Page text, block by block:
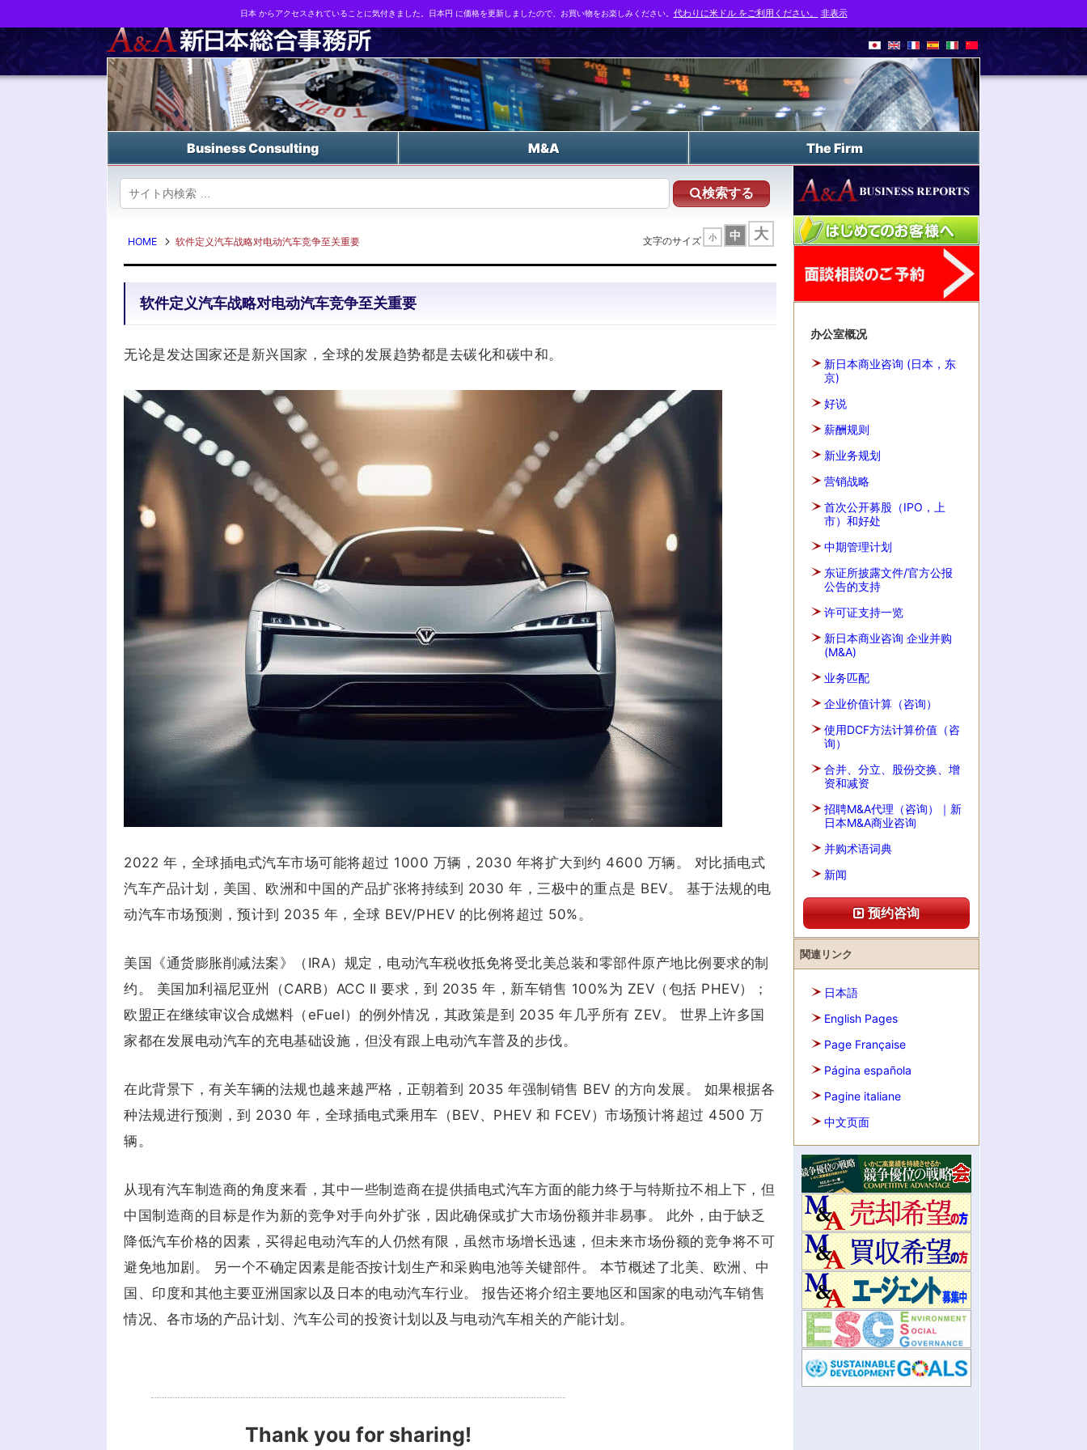
Business strategy reports, business matching and M&A in Japan
Business Consulting M&A The Firm
検索する
HOME 软件定义汽车战略对电动汽车竞争至关重要 文字のサイズ 小 中 大
软件定义汽车战略对电动汽车竞争至关重要
无论是发达国家还是新兴国家，全球的发展趋势都是去碳化和碳中和。
2022 年，全球插电式汽车市场可能将超过 1000 万辆，2030 年将扩大到约 4600 万辆。 对比插电式
汽车产品计划，美国、欧洲和中国的产品扩张将持续到 2030 年，三极中的重点是 BEV。 基于法规的电
动汽车市场预测，预计到 2035 年，全球 BEV/PHEV 的比例将超过 50%。
美国《通货膨胀削减法案》（IRA）规定，电动汽车税收抵免将受北美总装和零部件原产地比例要求的制
约。 美国加利福尼亚州（CARB）ACC II 要求，到 2035 年，新车销售 100%为 ZEV（包括 PHEV）；
欧盟正在继续审议合成燃料（eFuel）的例外情况，其政策是到 2035 年几乎所有 ZEV。 世界上许多国
家都在发展电动汽车的充电基础设施，但没有跟上电动汽车普及的步伐。
在此背景下，有关车辆的法规也越来越严格，正朝着到 2035 年强制销售 BEV 的方向发展。 如果根据各
种法规进行预测，到 2030 年，全球插电式乘用车（BEV、PHEV 和 FCEV）市场预计将超过 4500 万
辆。
从现有汽车制造商的角度来看，其中一些制造商在提供插电式汽车方面的能力终于与特斯拉不相上下，但
中国制造商的目标是作为新的竞争对手向外扩张，因此确保或扩大市场份额并非易事。 此外，由于缺乏
降低汽车价格的因素，买得起电动汽车的人仍然有限，虽然市场增长迅速，但未来市场份额的竞争将不可
避免地加剧。 另一个不确定因素是能否按计划生产和采购电池等关键部件。 本节概述了北美、欧洲、中
国、印度和其他主要亚洲国家以及日本的电动汽车行业。 报告还将介绍主要地区和国家的电动汽车销售
情况、各市场的产品计划、汽车公司的投资计划以及与电动汽车相关的产能计划。
办公室概况
新日本商业咨询 (日本，东
京)
好说
薪酬规则
新业务规划
营销战略
首次公开募股（IPO，上
市）和好处
中期管理计划
东证所披露文件/官方公报
公告的支持
许可证支持一览
新日本商业咨询 企业并购
(M&A)
业务匹配
企业价值计算（咨询）
使用DCF方法计算价值（咨
询）
合并、分立、股份交换、增
资和减资
招聘M&A代理（咨询）｜新
日本M&A商业咨询
并购术语词典
新闻
预约咨询
関連リンク
日本語
English Pages
Page Française
Página española
Pagine italiane
中文页面
Thank you for sharing!
日本 からアクセスされていることに気付きました。日本円 に価格を更新しましたので、お買い物をお楽しみください。 代わりに米ドル をご利用ください。 非表示